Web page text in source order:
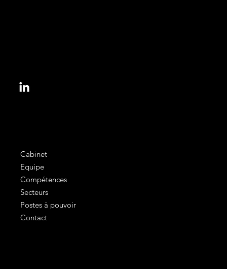
Cabinet
Equipe
Compétences
Secteurs
Postes à pouvoir
Contact